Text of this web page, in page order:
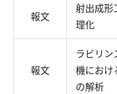
報文
射出成形
理化
報文
ラビリ
機におけ
の解析